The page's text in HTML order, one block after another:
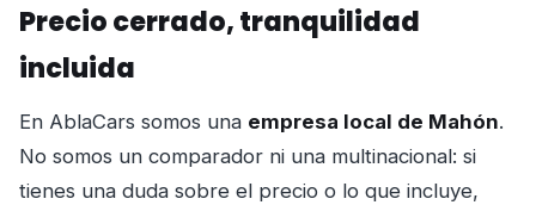
Precio cerrado, tranquilidad
incluida
En AblaCars somos una empresa local de Mahón.
No somos un comparador ni una multinacional: si
tienes una duda sobre el precio o lo que incluye,